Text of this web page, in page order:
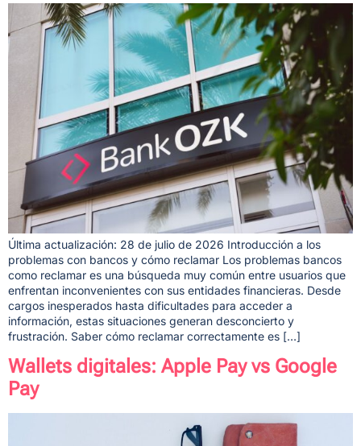
Última actualización: 28 de julio de 2026 Introducción a los
problemas con bancos y cómo reclamar Los problemas bancos
como reclamar es una búsqueda muy común entre usuarios que
enfrentan inconvenientes con sus entidades financieras. Desde
cargos inesperados hasta dificultades para acceder a
información, estas situaciones generan desconcierto y
frustración. Saber cómo reclamar correctamente es […]
Wallets digitales: Apple Pay vs Google
Pay